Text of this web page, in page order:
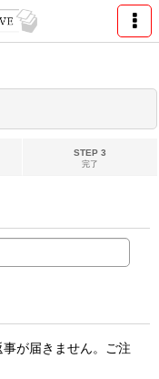
STEP 3
完了
が届きません。ご注